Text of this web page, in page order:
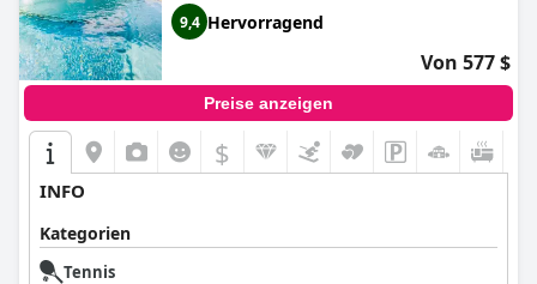
9,4 Hervorragend
Von 577 $
Preise anzeigen
$
INFO
Kategorien
Tennis